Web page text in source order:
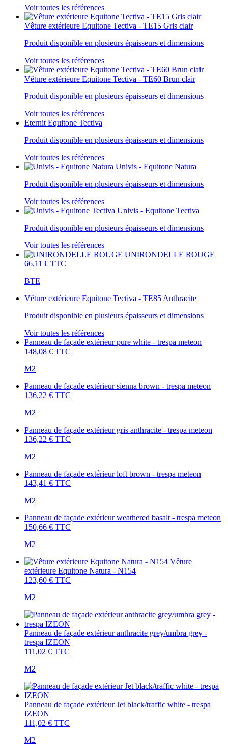
Voir toutes les références
Vêture extérieure Equitone Tectiva - TE15 Gris clair
Produit disponible en plusieurs épaisseurs et dimensions
Voir toutes les références
Vêture extérieure Equitone Tectiva - TE60 Brun clair
Produit disponible en plusieurs épaisseurs et dimensions
Voir toutes les références
Eternit Equitone Tectiva
Produit disponible en plusieurs épaisseurs et dimensions
Voir toutes les références
Univis - Equitone Natura
Produit disponible en plusieurs épaisseurs et dimensions
Voir toutes les références
Univis - Equitone Tectiva
Produit disponible en plusieurs épaisseurs et dimensions
Voir toutes les références
UNIRONDELLE ROUGE
66,11 € TTC
BTE
Vêture extérieure Equitone Tectiva - TE85 Anthracite
Produit disponible en plusieurs épaisseurs et dimensions
Voir toutes les références
Panneau de façade extérieur pure white - trespa meteon
148,08 € TTC
M2
Panneau de façade extérieur sienna brown - trespa meteon
136,22 € TTC
M2
Panneau de façade extérieur gris anthracite - trespa meteon
136,22 € TTC
M2
Panneau de façade extérieur loft brown - trespa meteon
143,41 € TTC
M2
Panneau de façade extérieur weathered basalt - trespa meteon
150,66 € TTC
M2
Vêture
extérieure Equitone Natura - N154
123,60 € TTC
M2
Panneau de façade extérieur anthracite grey/umbra grey -
trespa IZEON
111,02 € TTC
M2
Panneau de façade extérieur Jet black/traffic white - trespa
IZEON
111,02 € TTC
M2